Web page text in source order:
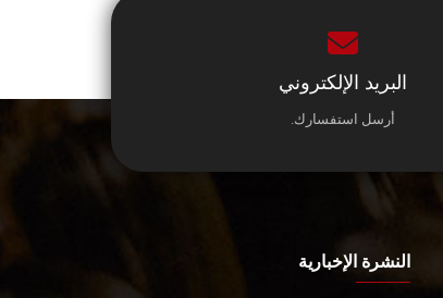
البريد الإلكتروني
أرسل استفسارك.
النشرة الإخبارية